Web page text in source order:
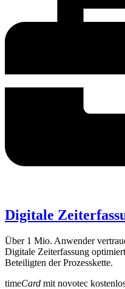
Digitale
Über 1 Mio. Anwender
Digitale Zeiterfassung
Beteiligten der Prozesskette.
timeCard mit novotec